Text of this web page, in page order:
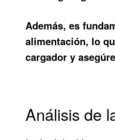
Además, es
alimentación, lo
cargador y
Análisis de